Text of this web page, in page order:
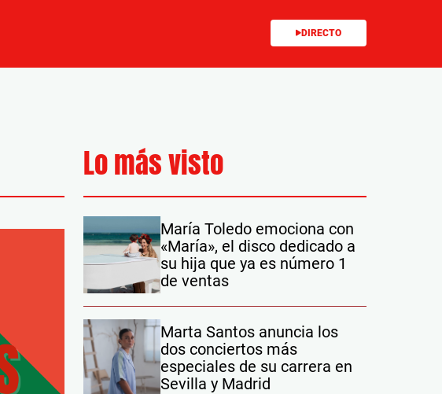
DIRECTO
Lo más visto
María Toledo emociona con
«María», el disco dedicado a
su hija que ya es número 1
de ventas
Marta Santos anuncia los
dos conciertos más
especiales de su carrera en
Sevilla y Madrid